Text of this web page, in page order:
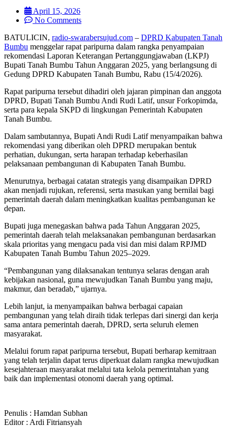
April 15, 2026
No Comments
BATULICIN, radio-swarabersujud.com – DPRD Kabupaten Tanah
Bumbu menggelar rapat paripurna dalam rangka penyampaian
rekomendasi Laporan Keterangan Pertanggungjawaban (LKPJ)
Bupati Tanah Bumbu Tahun Anggaran 2025, yang berlangsung di
Gedung DPRD Kabupaten Tanah Bumbu, Rabu (15/4/2026).
Rapat paripurna tersebut dihadiri oleh jajaran pimpinan dan anggota
DPRD, Bupati Tanah Bumbu Andi Rudi Latif, unsur Forkopimda,
serta para kepala SKPD di lingkungan Pemerintah Kabupaten
Tanah Bumbu.
Dalam sambutannya, Bupati Andi Rudi Latif menyampaikan bahwa
rekomendasi yang diberikan oleh DPRD merupakan bentuk
perhatian, dukungan, serta harapan terhadap keberhasilan
pelaksanaan pembangunan di Kabupaten Tanah Bumbu.
Menurutnya, berbagai catatan strategis yang disampaikan DPRD
akan menjadi rujukan, referensi, serta masukan yang bernilai bagi
pemerintah daerah dalam meningkatkan kualitas pembangunan ke
depan.
Bupati juga menegaskan bahwa pada Tahun Anggaran 2025,
pemerintah daerah telah melaksanakan pembangunan berdasarkan
skala prioritas yang mengacu pada visi dan misi dalam RPJMD
Kabupaten Tanah Bumbu Tahun 2025–2029.
“Pembangunan yang dilaksanakan tentunya selaras dengan arah
kebijakan nasional, guna mewujudkan Tanah Bumbu yang maju,
makmur, dan beradab,” ujarnya.
Lebih lanjut, ia menyampaikan bahwa berbagai capaian
pembangunan yang telah diraih tidak terlepas dari sinergi dan kerja
sama antara pemerintah daerah, DPRD, serta seluruh elemen
masyarakat.
Melalui forum rapat paripurna tersebut, Bupati berharap kemitraan
yang telah terjalin dapat terus diperkuat dalam rangka mewujudkan
kesejahteraan masyarakat melalui tata kelola pemerintahan yang
baik dan implementasi otonomi daerah yang optimal.
Penulis : Hamdan Subhan
Editor : Ardi Fitriansyah